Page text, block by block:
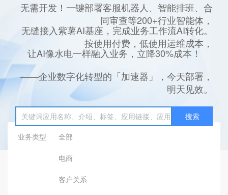
无需开发！一键部署客服机器人、智能排班、合
同审查等200+行业智能体，
无缝接入紫薯AI基座，完成业务工作流AI转化。
按使用付费，低使用运维成本，
让AI像水电一样融入业务，立降30%成本！
——企业数字化转型的「加速器」，今天部署，
明天见效。
搜索
业务类型
全部
电商
客户关系